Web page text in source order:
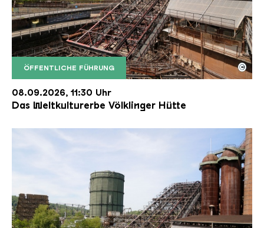
ÖFFENTLICHE FÜHRUNG
Der Erzschrägaufzug der Völklinger Hütte mit
Copyright: Weltkulturerbe Völklinger Hütte | Karl
©
08.09.2026, 11:30 Uhr
Das Weltkulturerbe Völklinger Hütte